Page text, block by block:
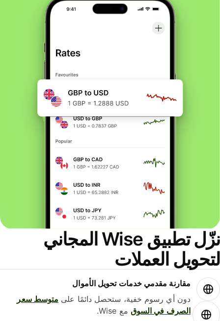
نزّل تطبيق Wise المجاني
لتحويل العملات
مقارنة مقدمي خدمات تحويل الأموال
دون أي رسوم خفية، ستحصل دائمًا على متوسط ​​سعر
الصرف في السوق مع Wise.